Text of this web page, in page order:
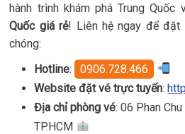
hành trình khám phá Trung Quốc
Quốc giá rẻ! Liên hệ ngay để đặt
chóng:
Hotline:
0906.728.466
Website đặt vé trực tuyến:
Địa chỉ phòng vé: 06 Phan
TP.HCM